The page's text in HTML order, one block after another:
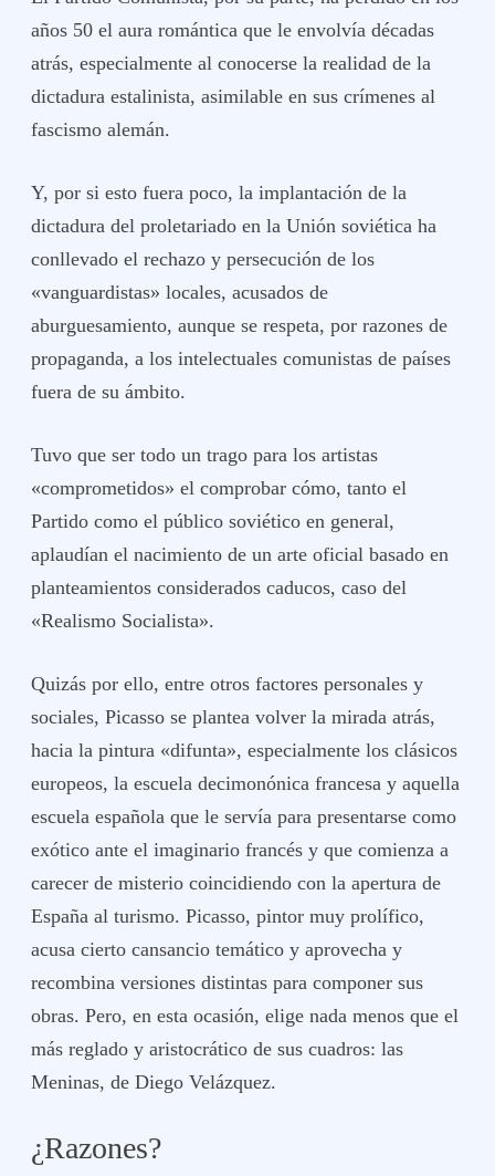
años 50 el aura romántica que le envolvía décadas
atrás, especialmente al conocerse la realidad de la
dictadura estalinista, asimilable en sus crímenes al
fascismo alemán.
Y, por si esto fuera poco, la implantación de la
dictadura del proletariado en la Unión soviética ha
conllevado el rechazo y persecución de los
«vanguardistas» locales, acusados de
aburguesamiento, aunque se respeta, por razones de
propaganda, a los intelectuales comunistas de países
fuera de su ámbito.
Tuvo que ser todo un trago para los artistas
«comprometidos» el comprobar cómo, tanto el
Partido como el público soviético en general,
aplaudían el nacimiento de un arte oficial basado en
planteamientos considerados caducos, caso del
«Realismo Socialista».
Quizás por ello, entre otros factores personales y
sociales, Picasso se plantea volver la mirada atrás,
hacia la pintura «difunta», especialmente los clásicos
europeos, la escuela decimonónica francesa y aquella
escuela española que le servía para presentarse como
exótico ante el imaginario francés y que comienza a
carecer de misterio coincidiendo con la apertura de
España al turismo. Picasso, pintor muy prolífico,
acusa cierto cansancio temático y aprovecha y
recombina versiones distintas para componer sus
obras. Pero, en esta ocasión, elige nada menos que el
más reglado y aristocrático de sus cuadros: las
Meninas, de Diego Velázquez.
¿Razones?